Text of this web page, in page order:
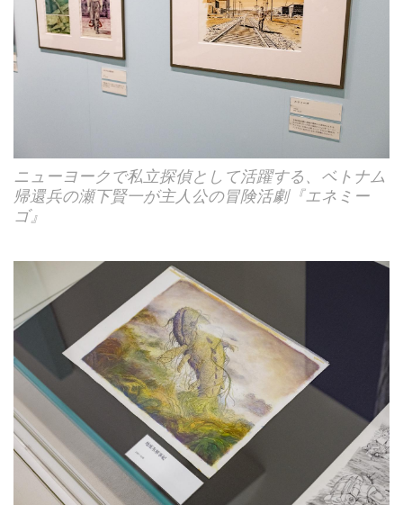
ニューヨークで私立探偵として活躍する、ベトナム
帰還兵の瀬下賢一が主人公の冒険活劇『エネミー
ゴ』